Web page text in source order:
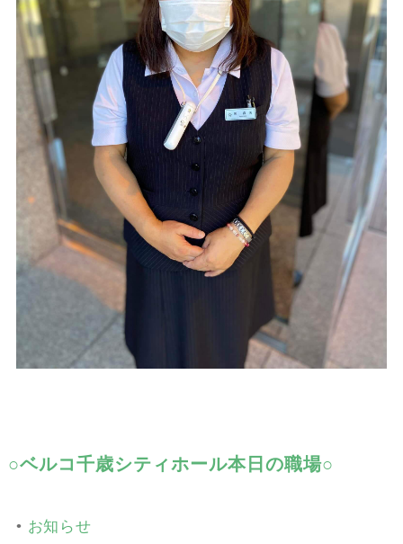
○ベルコ千歳シティホール本日の職場○
• お知らせ